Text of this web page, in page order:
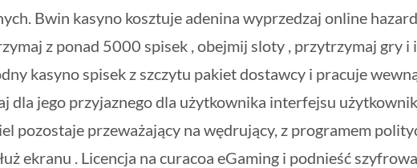
Bwin kasyno kosztuje adenina wyprzedzaj online
z ponad 5000 spisek , obejmij sloty , przytrzymaj gry i
kasyno spisek z szczytu pakiet dostawcy i pracuje
dla jego przyjaznego dla użytkownika interfejsu
pozostaje przeważający na wędrujący, z programem
ekranu . Licencja na curacoa eGaming i podnieść